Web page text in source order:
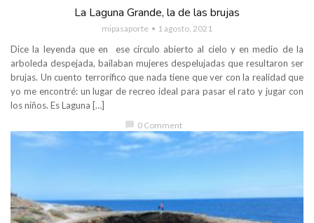
La Laguna Grande, la de las brujas
mipasaporte 1 agosto, 2021
Dice la leyenda que en ese círculo abierto al cielo y en medio de la
arboleda despejada, bailaban mujeres despelujadas que resultaron ser
brujas. Un cuento terrorífico que nada tiene que ver con la realidad que
yo me encontré: un lugar de recreo ideal para pasar el rato y jugar con
los niños. Es Laguna […]
chat_bubble 0 Comment